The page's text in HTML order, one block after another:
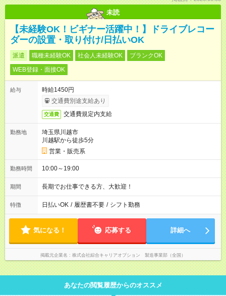
未読
【未経験OK！ビギナー活躍中！】ドライブレコー
ダーの設置・取り付け/日払いOK
派遣 職種未経験OK 社会人未経験OK
ブランクOK
WEB登録・面接OK
給与
時給1450円
交通費別途支給あり
交通費 交通費規定内支給
勤務地
埼玉県川越市
川越駅から徒歩5分
営業・販売系
勤務時間 10:00～19:00
期間 長期でお仕事できる方、大歓迎！
特徴 日払いOK / 履歴書不要 / シフト勤務
気になる！ 応募する 詳細へ
掲載元企業名 株式会社綜合キャリアオプション 製造事業部（全国）
あなたの閲覧履歴からのオススメ